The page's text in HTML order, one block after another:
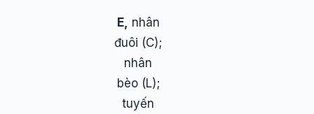
E, nhân
đuôi (C);
nhân
bèo (L);
tuyến